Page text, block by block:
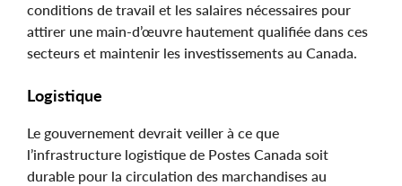
conditions de travail et les salaires nécessaires pour
attirer une main-d’œuvre hautement qualifiée dans ces
secteurs et maintenir les investissements au Canada.
Logistique
Le gouvernement devrait veiller à ce que
l’infrastructure logistique de Postes Canada soit
durable pour la circulation des marchandises au